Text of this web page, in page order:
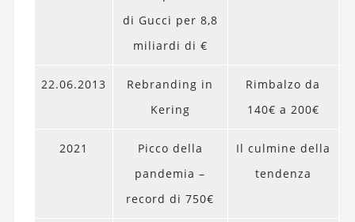
di Gucci per 8,8
miliardi di €
22.06.2013
Rebranding in
Kering
Rimbalzo da
140€ a 200€
2021
Picco della
pandemia –
record di 750€
Il culmine della
tendenza